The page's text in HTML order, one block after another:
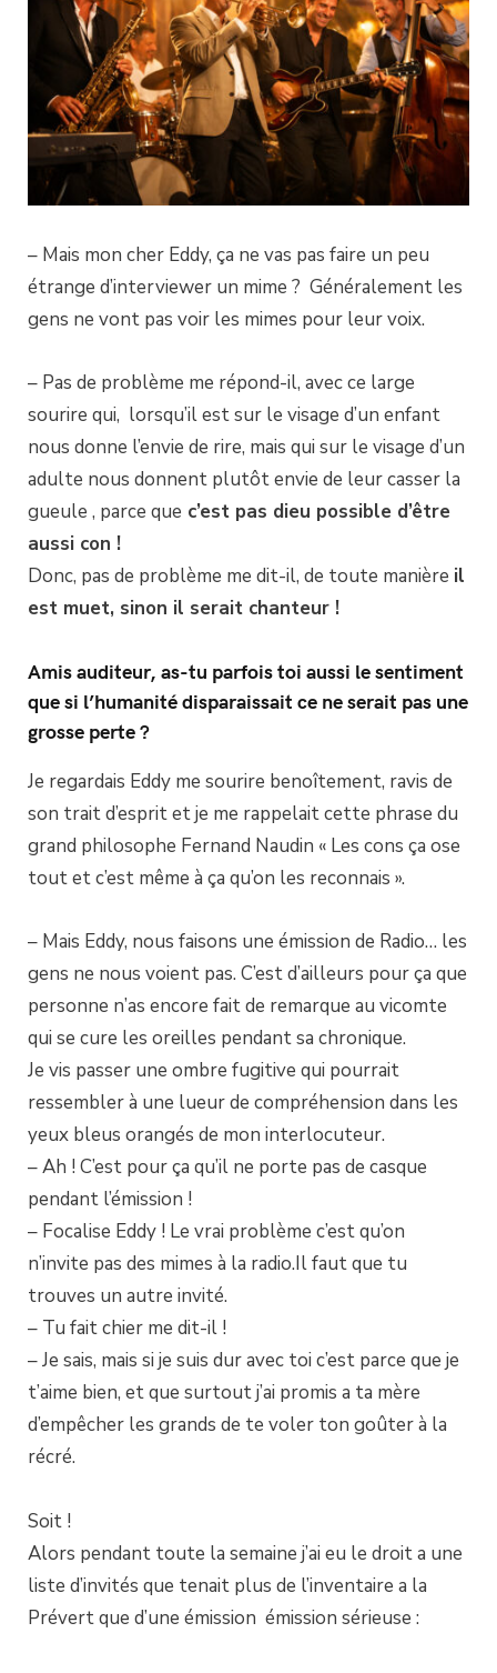
– Mais mon cher Eddy, ça ne vas pas faire un peu
étrange d’interviewer un mime ? Généralement les
gens ne vont pas voir les mimes pour leur voix.
– Pas de problème me répond-il, avec ce large
sourire qui, lorsqu’il est sur le visage d’un enfant
nous donne l’envie de rire, mais qui sur le visage d’un
adulte nous donnent plutôt envie de leur casser la
gueule , parce que c’est pas dieu possible d’être
aussi con !
Donc, pas de problème me dit-il, de toute manière il
est muet, sinon il serait chanteur !
Amis auditeur, as-tu parfois toi aussi le sentiment
que si l’humanité disparaissait ce ne serait pas une
grosse perte ?
Je regardais Eddy me sourire benoîtement, ravis de
son trait d’esprit et je me rappelait cette phrase du
grand philosophe Fernand Naudin « Les cons ça ose
tout et c’est même à ça qu’on les reconnais ».
– Mais Eddy, nous faisons une émission de Radio… les
gens ne nous voient pas. C’est d’ailleurs pour ça que
personne n’as encore fait de remarque au vicomte
qui se cure les oreilles pendant sa chronique.
Je vis passer une ombre fugitive qui pourrait
ressembler à une lueur de compréhension dans les
yeux bleus orangés de mon interlocuteur.
– Ah ! C’est pour ça qu’il ne porte pas de casque
pendant l’émission !
– Focalise Eddy ! Le vrai problème c’est qu’on
n’invite pas des mimes à la radio.Il faut que tu
trouves un autre invité.
– Tu fait chier me dit-il !
– Je sais, mais si je suis dur avec toi c’est parce que je
t’aime bien, et que surtout j’ai promis a ta mère
d’empêcher les grands de te voler ton goûter à la
récré.
Soit !
Alors pendant toute la semaine j’ai eu le droit a une
liste d’invités que tenait plus de l’inventaire a la
Prévert que d’une émission émission sérieuse :